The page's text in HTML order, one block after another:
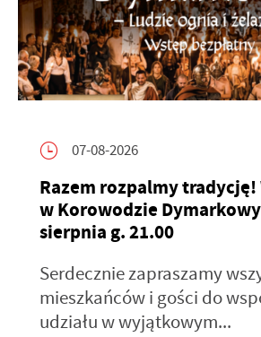
07-08-2026
Razem rozpalmy tradycję!
w Korowodzie
sierpnia g. 21.00
Serdecznie zapraszamy
mieszkańców i gości do
udziału w wyjątkowym...